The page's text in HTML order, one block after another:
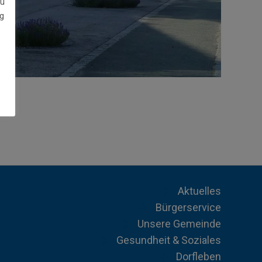
Aktuelles
Bürgerservice
Unsere Gemeinde
Gesundheit & Soziales
Dorfleben